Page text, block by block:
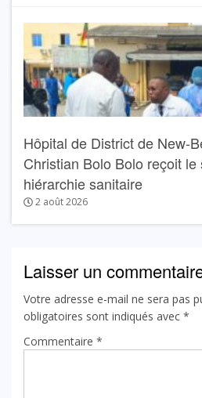
Hôpital de District de New-
Christian Bolo Bolo reçoit
hiérarchie sanitaire
2 août 2026
Laisser un
Votre adresse e-mail ne sera pas
obligatoires sont indiqués avec *
Commentaire *